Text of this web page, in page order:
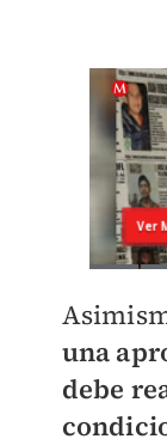
una
debe